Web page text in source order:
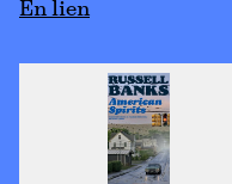
En lien